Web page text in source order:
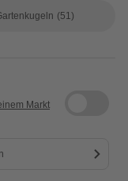
(51)
Markt